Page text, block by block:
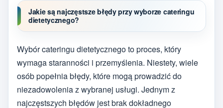
Jakie są najczęstsze błędy przy wyborze cateringu
dietetycznego?
Wybór cateringu dietetycznego to proces, który
wymaga staranności i przemyślenia. Niestety, wiele
osób popełnia błędy, które mogą prowadzić do
niezadowolenia z wybranej usługi. Jednym z
najczęstszych błędów jest brak dokładnego